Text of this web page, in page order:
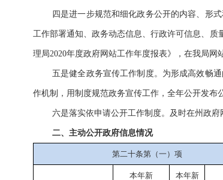
四是进一步规范和细化政务公开的内容、形
工作部署通知、政务动态信息、行政许可信息、 质
理局2020年度政府网站工作年度报表》， 在我局网
五是健全政务宣传工作制度。为形成高效畅
作机制，用制度规范政务宣传工作 ，全年公开发布
六是落实依申请公开工作制度。及时在州政
二、主动公开政府信息情况
第二十条第（一）项
本年新 本年新